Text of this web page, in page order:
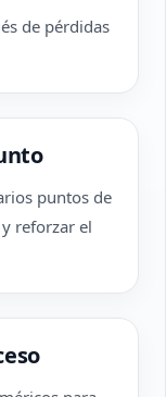
de pérdidas
puntos de
reforzar el